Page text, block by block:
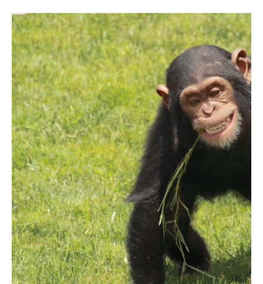
Activiteiten in Kibale National Park
Chimpansee Trekking
Gorilla Trekking
Vogels spotten
Natuurwandelingen